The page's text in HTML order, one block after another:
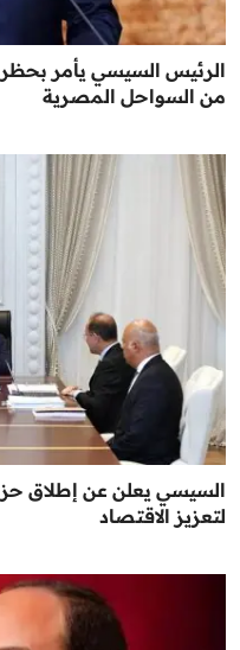
من السواحل المصرية
السيسي يعلن عن إطلاق
لتعزيز الاقتصاد